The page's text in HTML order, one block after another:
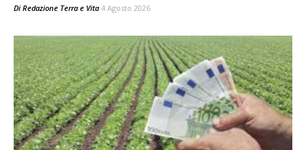
Di Redazione Terra e Vita 4 Agosto 2026